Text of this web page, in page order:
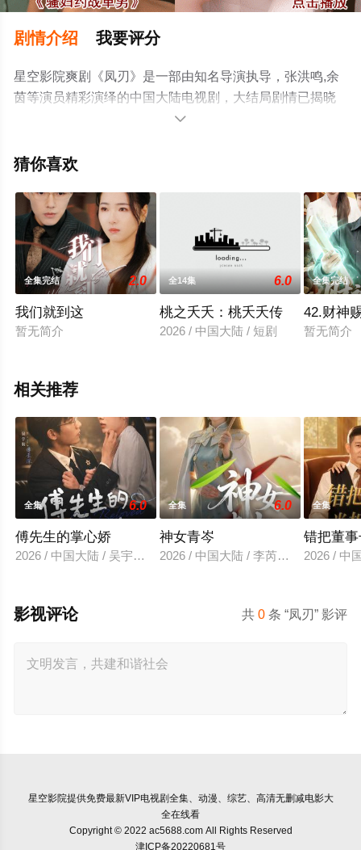
剧情介绍 我要评分
星空影院爽剧《凤刃》是一部由知名导演执导，张洪鸣,余
茵等演员精彩演绎的中国大陆电视剧，大结局剧情已揭晓
（1-1全集），手机免费观看高清未删减完整版电视剧全集
视猫或剧情网等平台了解。

猜你喜欢
全集完结 2.0
我们就到这
暂无简介
全14集 6.0
桃之夭夭：桃夭夭传
2026 / 中国大陆 / 短剧
全集完结
42.财神
暂无简介
相关推荐
全集 6.0
傅先生的掌心娇
2026 / 中国大陆 / 吴宇航＆郑千亦
全集 6.0
神女青岑
2026 / 中国大陆 / 李芮峤＆张媛媛
全集
错把董
2026 / 中
共0 条 “凤刃” 影评
影视评论
星空影院提供免费最新VIP电视剧全集、动漫、综艺、高清无删减电影大
全在线看
Copyright © 2022 ac5688.com All Rights Reserved
津ICP备20220681号